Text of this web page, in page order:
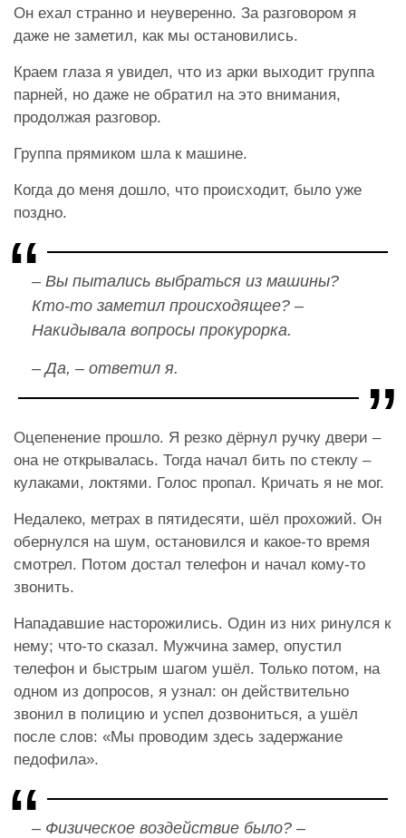
Он ехал странно и неуверенно. За разговором я
даже не заметил, как мы остановились.
Краем глаза я увидел, что из арки выходит группа
парней, но даже не обратил на это внимания,
продолжая разговор.
Группа прямиком шла к машине.
Когда до меня дошло, что происходит, было уже
поздно.
– Вы пытались выбраться из машины?
Кто-то заметил происходящее? –
Накидывала вопросы прокурорка.
– Да, – ответил я.
Оцепенение прошло. Я резко дёрнул ручку двери –
она не открывалась. Тогда начал бить по стеклу –
кулаками, локтями. Голос пропал. Кричать я не мог.
Недалеко, метрах в пятидесяти, шёл прохожий. Он
обернулся на шум, остановился и какое-то время
смотрел. Потом достал телефон и начал кому-то
звонить.
Нападавшие насторожились. Один из них ринулся к
нему; что-то сказал. Мужчина замер, опустил
телефон и быстрым шагом ушёл. Только потом, на
одном из допросов, я узнал: он действительно
звонил в полицию и успел дозвониться, а ушёл
после слов: «Мы проводим здесь задержание
педофила».
– Физическое воздействие было? –